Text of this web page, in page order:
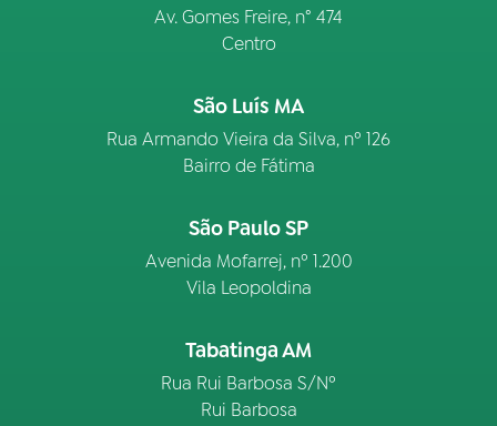
Av. Gomes Freire, n° 474
Centro
São Luís MA
Rua Armando Vieira da Silva, nº 126
Bairro de Fátima
São Paulo SP
Avenida Mofarrej, nº 1.200
Vila Leopoldina
Tabatinga AM
Rua Rui Barbosa S/Nº
Rui Barbosa